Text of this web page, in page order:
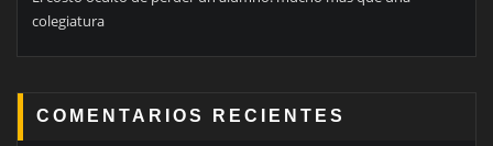
colegiatura
COMENTARIOS RECIENTES